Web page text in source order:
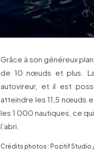
Grâce à son généreux
de 10 nœuds et plus.
autovireur, et il est
atteindre les 11,5 nœuds
les 1 000 nautiques, ce
l’abri.
Crédits photos : Pozitif Studio